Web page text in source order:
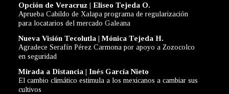
Opción de Veracruz | Eliseo Tejeda O.
Aprueba Cabildo de Xalapa programa de regularización
para locatarios del mercado Galeana
Nueva Visión Tecolutla | Mónica Tejeda H.
Agradece Serafín Pérez Carmona por apoyo a Zozocolco
en seguridad
Mirada a Distancia | Inés García Nieto
El cambio climático estimula a los mexicanos a cambiar sus
cultivos